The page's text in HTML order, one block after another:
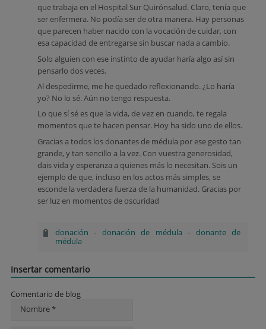
que trabaja en el Hospital Sur Quirónsalud. Claro, tenía que
ser enfermera. No podía ser de otra manera. Hay personas
que parecen haber nacido con la vocación de cuidar, con
esa capacidad de entregarse sin buscar nada a cambio.
Solo alguien con ese instinto de ayudar haría algo así sin
pensarlo dos veces.
Al despedirme, me he quedado reflexionando. ¿Lo haría
yo? No lo sé. Aún no tengo respuesta.
Lo que sí sé es que la vida, de vez en cuando, te regala
momentos que te hacen pensar. Hoy ha sido uno de ellos.
Gracias a todos los donantes de médula por ese gesto tan
grande, y tan sencillo a la vez. Con vuestra generosidad,
dais vida y esperanza a quienes más lo necesitan. Sois un
ejemplo de que, incluso en los actos más simples, se
esconde la verdadera fuerza de la humanidad. Gracias por
ser luz en momentos de oscuridad
donación - donación de médula - donante de
médula
Insertar comentario
Comentario de blog
Nombre *